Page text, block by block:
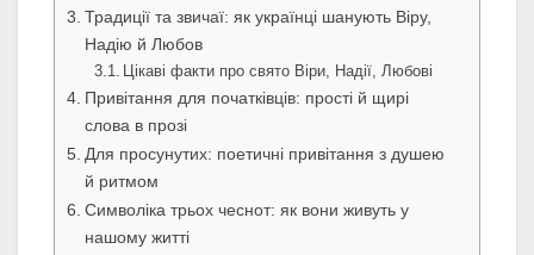
Традиції та звичаї: як українці шанують Віру,
Надію й Любов
Цікаві факти про свято Віри, Надії, Любові
Привітання для початківців: прості й щирі
слова в прозі
Для просунутих: поетичні привітання з душею
й ритмом
Символіка трьох чеснот: як вони живуть у
нашому житті